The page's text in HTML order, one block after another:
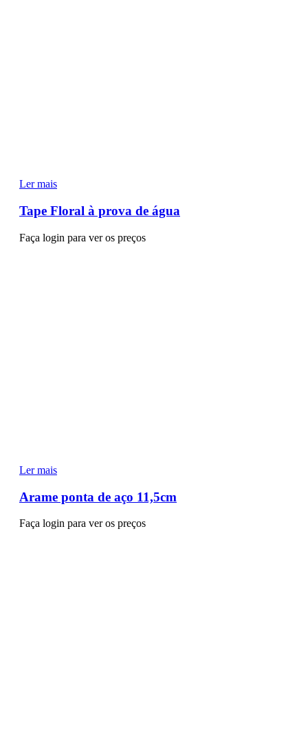
Ler mais
Tape Floral à prova de água
Faça login para ver os preços
Ler mais
Arame ponta de aço 11,5cm
Faça login para ver os preços